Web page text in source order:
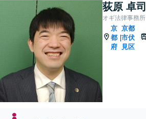
荻原 卓司
オギ法律事務所
京
都
府
京都
市伏
見区